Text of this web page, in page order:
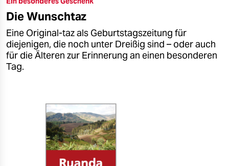
epaper login
Die Wunschtaz
Eine Original-taz als Geburtstagszeitung für
diejenigen, die noch unter Dreißig sind – oder auch
für die Älteren zur Erinnerung an einen besonderen
Tag.